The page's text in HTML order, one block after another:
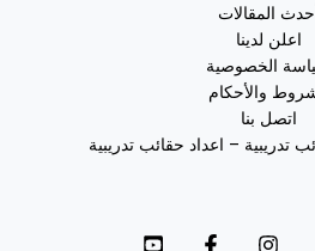
المقالات
اعلن لدينا
الخصوصية
والأحكام
اتصل بنا
تدريبية – اعداد حقائب تدريبية